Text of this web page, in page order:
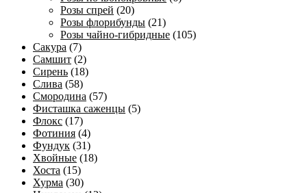
Розы спрей (20)
Розы флорибунды (21)
Розы чайно-гибридные (105)
Сакура (7)
Самшит (2)
Сирень (18)
Слива (58)
Смородина (57)
Фисташка саженцы (5)
Флокс (17)
Фотиния (4)
Фундук (31)
Хвойные (18)
Хоста (15)
Хурма (30)